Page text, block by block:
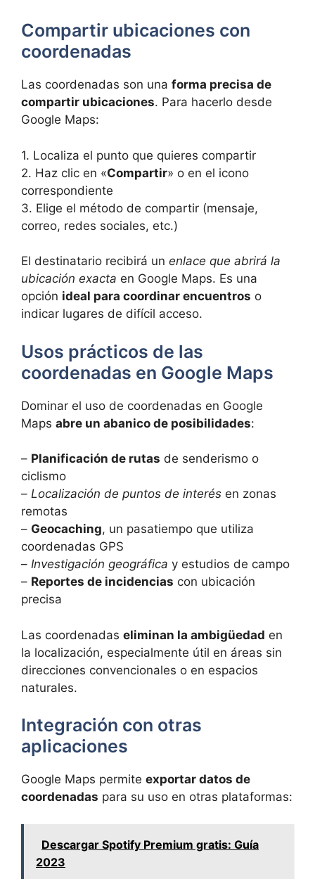
Compartir ubicaciones con
coordenadas
Las coordenadas son una forma precisa de
compartir ubicaciones. Para hacerlo desde
Google Maps:
1. Localiza el punto que quieres compartir
2. Haz clic en «Compartir» o en el icono
correspondiente
3. Elige el método de compartir (mensaje,
correo, redes sociales, etc.)
El destinatario recibirá un enlace que abrirá la
ubicación exacta en Google Maps. Es una
opción ideal para coordinar encuentros o
indicar lugares de difícil acceso.
Usos prácticos de las
coordenadas en Google Maps
Dominar el uso de coordenadas en Google
Maps abre un abanico de posibilidades:
– Planificación de rutas de senderismo o
ciclismo
– Localización de puntos de interés en zonas
remotas
– Geocaching, un pasatiempo que utiliza
coordenadas GPS
– Investigación geográfica y estudios de campo
– Reportes de incidencias con ubicación
precisa
Las coordenadas eliminan la ambigüedad en
la localización, especialmente útil en áreas sin
direcciones convencionales o en espacios
naturales.
Integración con otras
aplicaciones
Google Maps permite exportar datos de
coordenadas para su uso en otras plataformas:
Descargar Spotify Premium gratis: Guía
2023